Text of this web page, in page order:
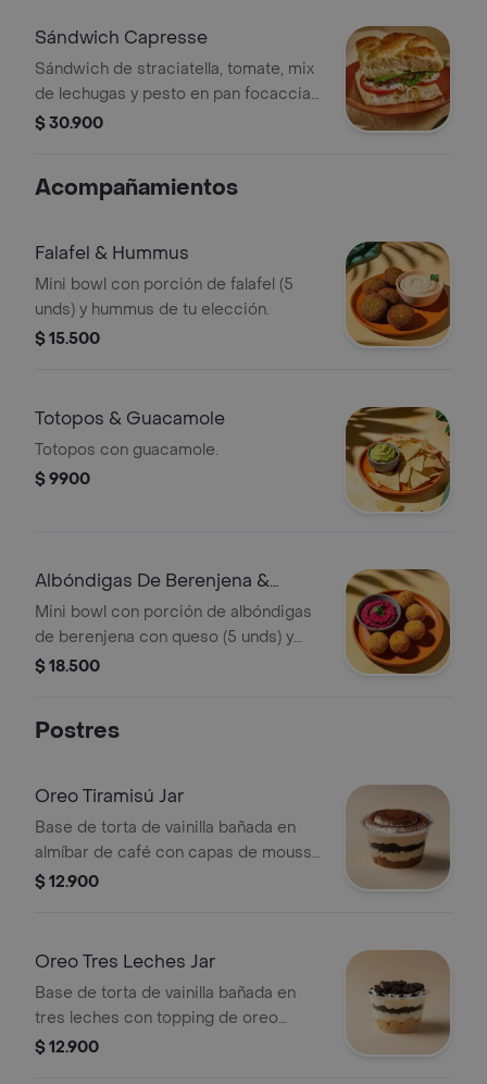
Sándwich Capresse
Sándwich de straciatella, tomate, mix
de lechugas y pesto en pan focaccia
de masa madre.
$ 30.900
Acompañamientos
Falafel & Hummus
Mini bowl con porción de falafel (5
unds) y hummus de tu elección.
$ 15.500
Totopos & Guacamole
Totopos con guacamole.
$ 9900
Albóndigas De Berenjena &
Hummus
Mini bowl con porción de albóndigas
de berenjena con queso (5 unds) y
hummus de tu elección.
$ 18.500
Postres
Oreo Tiramisú Jar
Base de torta de vainilla bañada en
almíbar de café con capas de mousse
de tiramisú y oreo.
$ 12.900
Oreo Tres Leches Jar
Base de torta de vainilla bañada en
tres leches con topping de oreo
triturada.
$ 12.900